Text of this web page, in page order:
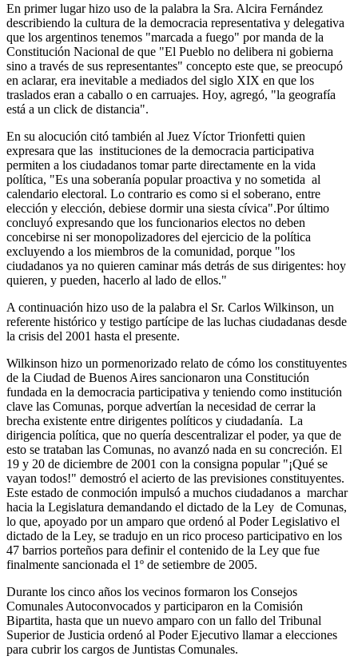
En primer lugar hizo uso de la palabra la Sra. Alcira Fernández
describiendo la cultura de la democracia representativa y delegativa
que los argentinos tenemos "marcada a fuego" por manda de la
Constitución Nacional de que "El Pueblo no delibera ni gobierna
sino a través de sus representantes" concepto este que, se preocupó
en aclarar, era inevitable a mediados del siglo XIX en que los
traslados eran a caballo o en carruajes. Hoy, agregó, "la geografía
está a un click de distancia".
En su alocución citó también al Juez Víctor Trionfetti quien
expresara que las instituciones de la democracia participativa
permiten a los ciudadanos tomar parte directamente en la vida
política, "Es una soberanía popular proactiva y no sometida al
calendario electoral. Lo contrario es como si el soberano, entre
elección y elección, debiese dormir una siesta cívica".Por último
concluyó expresando que los funcionarios electos no deben
concebirse ni ser monopolizadores del ejercicio de la política
excluyendo a los miembros de la comunidad, porque "los
ciudadanos ya no quieren caminar más detrás de sus dirigentes: hoy
quieren, y pueden, hacerlo al lado de ellos."
A continuación hizo uso de la palabra el Sr. Carlos Wilkinson, un
referente histórico y testigo partícipe de las luchas ciudadanas desde
la crisis del 2001 hasta el presente.
Wilkinson hizo un pormenorizado relato de cómo los constituyentes
de la Ciudad de Buenos Aires sancionaron una Constitución
fundada en la democracia participativa y teniendo como institución
clave las Comunas, porque advertían la necesidad de cerrar la
brecha existente entre dirigentes políticos y ciudadanía. La
dirigencia política, que no quería descentralizar el poder, ya que de
esto se trataban las Comunas, no avanzó nada en su concreción. El
19 y 20 de diciembre de 2001 con la consigna popular "¡Qué se
vayan todos!" demostró el acierto de las previsiones constituyentes.
Este estado de conmoción impulsó a muchos ciudadanos a marchar
hacia la Legislatura demandando el dictado de la Ley de Comunas,
lo que, apoyado por un amparo que ordenó al Poder Legislativo el
dictado de la Ley, se tradujo en un rico proceso participativo en los
47 barrios porteños para definir el contenido de la Ley que fue
finalmente sancionada el 1º de setiembre de 2005.
Durante los cinco años los vecinos formaron los Consejos
Comunales Autoconvocados y participaron en la Comisión
Bipartita, hasta que un nuevo amparo con un fallo del Tribunal
Superior de Justicia ordenó al Poder Ejecutivo llamar a elecciones
para cubrir los cargos de Juntistas Comunales.